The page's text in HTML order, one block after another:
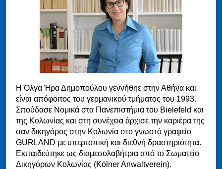
Η Όλγα Ήρα Δημοπούλου γεννήθηε στην Αθήνα και
είναι απόφοιτος του γερμανικού τμήματος του 1993.
Σπούδασε Νομικά στα Πανεπιστήμια του Bielefeld και
της Κολωνίας και στη συνέχεια άρχισε την καριέρα της
σαν δικηγόρος στην Κολωνία στο γνωστό γραφείο
GURLAND με υπερτοπική και διεθνή δραστηριότητα.
Εκπαιδεύτηκε ως διαμεσολαβήτρια από το Σωματείο
Δικηγόρων Κολωνίας (Kölner Anwaltverein).